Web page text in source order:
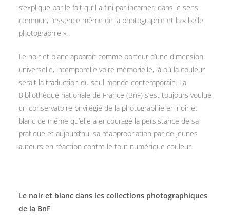
s’explique par le fait qu’il a fini par incarner, dans le sens
commun, l’essence même de la photographie et la « belle
photographie ».
Le noir et blanc apparaît comme porteur d’une dimension
universelle, intemporelle voire mémorielle, là où la couleur
serait la traduction du seul monde contemporain. La
Bibliothèque nationale de France (BnF) s’est toujours voulue
un conservatoire privilégié de la photographie en noir et
blanc de même qu’elle a encouragé la persistance de sa
pratique et aujourd’hui sa réappropriation par de jeunes
auteurs en réaction contre le tout numérique couleur.
Le noir et blanc dans les collections photographiques
de la BnF